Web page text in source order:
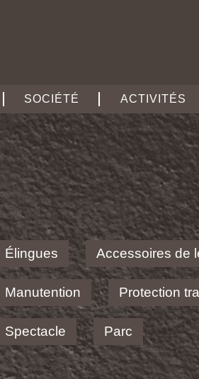
SOCIÉTÉ ACTIVITÉS
Élingues Accessoires de
Manutention Protection
Spectacle Parc